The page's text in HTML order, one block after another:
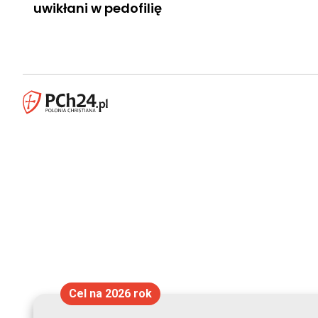
uwikłani w pedofilię
Cel na 2026 rok